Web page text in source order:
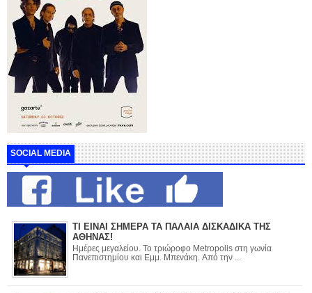
SOCIAL MEDIA
ΤΙ ΕΙΝΑΙ ΣΗΜΕΡΑ ΤΑ ΠΑΛΑΙΑ ΔΙΣΚΑΔΙΚΑ ΤΗΣ
ΑΘΗΝΑΣ!
Ημέρες μεγαλείου. Το τριώροφο Metropolis στη γωνία
Πανεπιστημίου και Εμμ. Μπενάκη. Από την ...